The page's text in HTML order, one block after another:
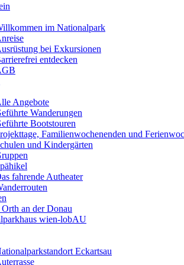
im Nationalpark
bei Exkursionen
entdecken
Angebote
Wanderungen
Bootstouren
Familienwochenenden und
und Kindergärten
fahrende Autheater
Orth an der Donau
wien-lobAU
Eckartsau